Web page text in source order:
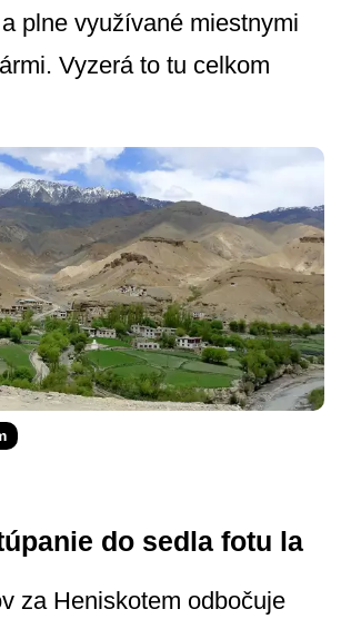
plne využívané miestnymi
Vyzerá to tu celkom
do sedla fotu la
za Heniskotem odbočuje